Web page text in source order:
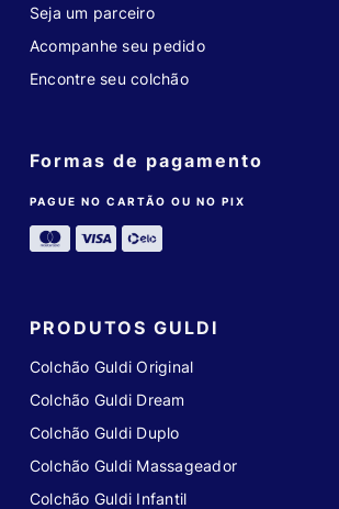
Seja um parceiro
Acompanhe seu pedido
Encontre seu colchão
Formas de pagamento
PAGUE NO CARTÃO OU NO PIX
PRODUTOS GULDI
Colchão Guldi Original
Colchão Guldi Dream
Colchão Guldi Duplo
Colchão Guldi Massageador
Colchão Guldi Infantil